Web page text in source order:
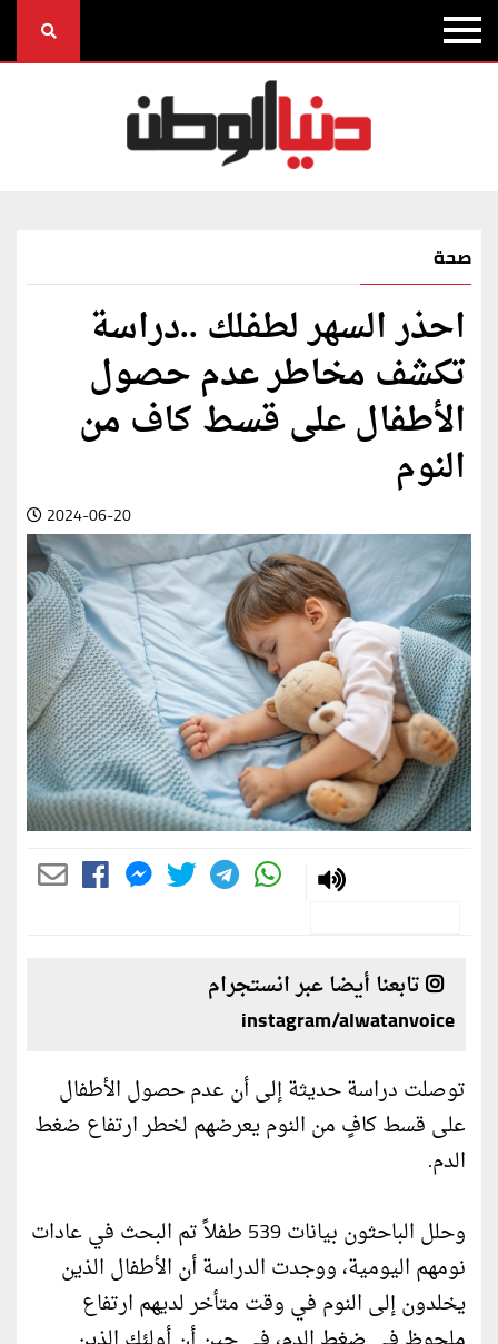
صحة
احذر السهر لطفلك ..دراسة
تكشف مخاطر عدم حصول
الأطفال على قسط كاف من
النوم
2024-06-20
تابعنا أيضا عبر انستجرام
instagram/alwatanvoice
توصلت دراسة حديثة إلى أن عدم حصول الأطفال
على قسط كافٍ من النوم يعرضهم لخطر ارتفاع ضغط
الدم.
وحلل الباحثون بيانات 539 طفلاً تم البحث في عادات
نومهم اليومية، ووجدت الدراسة أن الأطفال الذين
يخلدون إلى النوم في وقت متأخر لديهم ارتفاع